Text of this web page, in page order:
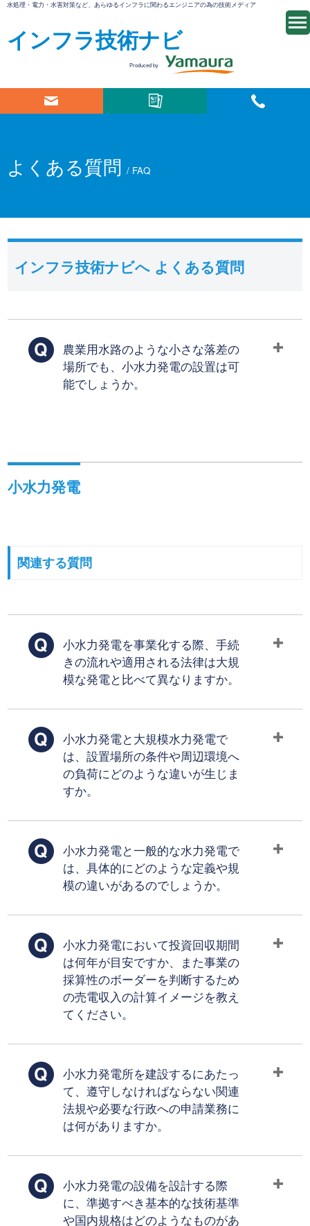
水処理・電力・水害対策など、あらゆるインフラに関わるエンジニアの為の技術メディア
インフラ技術ナビ
Produced by
よくある質問 / FAQ
インフラ技術ナビへ よくある質問
農業用水路のような小さな落差の
場所でも、小水力発電の設置は可
能でしょうか。
小水力発電
関連する質問
小水力発電を事業化する際、手続
きの流れや適用される法律は大規
模な発電と比べて異なりますか。
小水力発電と大規模水力発電で
は、設置場所の条件や周辺環境へ
の負荷にどのような違いが生じま
すか。
小水力発電と一般的な水力発電で
は、具体的にどのような定義や規
模の違いがあるのでしょうか。
小水力発電において投資回収期間
は何年が目安ですか、また事業の
採算性のボーダーを判断するため
の売電収入の計算イメージを教え
てください。
小水力発電所を建設するにあたっ
て、遵守しなければならない関連
法規や必要な行政への申請業務に
は何がありますか。
小水力発電の設備を設計する際
に、準拠すべき基本的な技術基準
や国内規格はどのようなものがあ